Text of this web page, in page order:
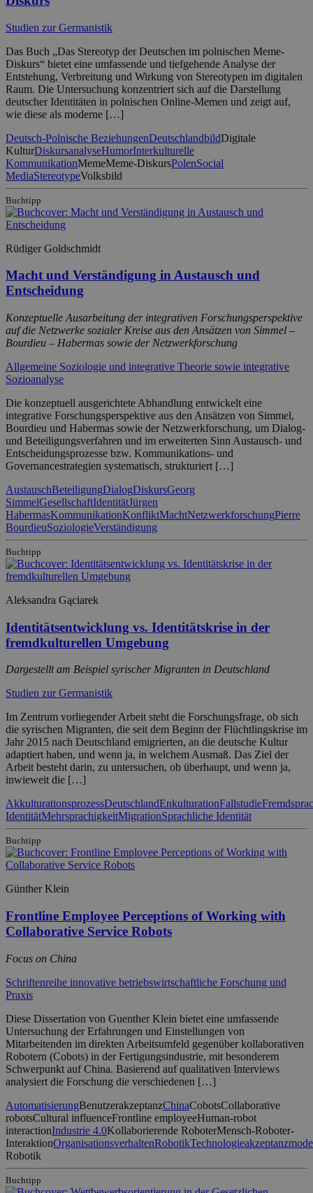
Studien zur Germanistik
Das Buch „Das Stereotyp der Deutschen im polnischen Meme-
Diskurs“ bietet eine umfassende und tiefgehende Analyse der
Entstehung, Verbreitung und Wirkung von Stereotypen im digitalen
Raum. Die Untersuchung konzentriert sich auf die Darstellung
deutscher Identitäten in polnischen Online-Memen und zeigt auf,
wie diese als moderne […]
Deutsch-Polnische BeziehungenDeutschlandbildDigitale
KulturDiskursanalyseHumorInterkulturelle
KommunikationMemeMeme-DiskursPolenSocial
MediaStereotypeVolksbild
Buchtipp
Rüdiger Goldschmidt
Macht und Verständigung in Austausch und
Entscheidung
Konzeptuelle Ausarbeitung der integrativen Forschungsperspektive
auf die Netzwerke sozialer Kreise aus den Ansätzen von Simmel –
Bourdieu – Habermas sowie der Netzwerkforschung
Allgemeine Soziologie und integrative Theorie sowie integrative
Sozioanalyse
Die konzeptuell ausgerichtete Abhandlung entwickelt eine
integrative Forschungsperspektive aus den Ansätzen von Simmel,
Bourdieu und Habermas sowie der Netzwerkforschung, um Dialog-
und Beteiligungsverfahren und im erweiterten Sinn Austausch- und
Entscheidungsprozesse bzw. Kommunikations- und
Governancestrategien systematisch, strukturiert […]
AustauschBeteiligungDialogDiskursGeorg
SimmelGesellschaftIdentitätJürgen
HabermasKommunikationKonfliktMachtNetzwerkforschungPierre
BourdieuSoziologieVerständigung
Buchtipp
Aleksandra Gąciarek
Identitätsentwicklung vs. Identitätskrise in der
fremdkulturellen Umgebung
Dargestellt am Beispiel syrischer Migranten in Deutschland
Studien zur Germanistik
Im Zentrum vorliegender Arbeit steht die Forschungsfrage, ob sich
die syrischen Migranten, die seit dem Beginn der Flüchtlingskrise im
Jahr 2015 nach Deutschland emigrierten, an die deutsche Kultur
adaptiert haben, und wenn ja, in welchem Ausmaß. Das Ziel der
Arbeit besteht darin, zu untersuchen, ob überhaupt, und wenn ja,
inwieweit die […]
AkkulturationsprozessDeutschlandEnkulturationFallstudie
IdentitätMehrsprachigkeitMigrationSprachliche Identität
Buchtipp
Günther Klein
Frontline Employee Perceptions of Working with
Collaborative Service Robots
Focus on China
Schriftenreihe innovative betriebswirtschaftliche Forschung und
Praxis
Diese Dissertation von Guenther Klein bietet eine umfassende
Untersuchung der Erfahrungen und Einstellungen von
Mitarbeitenden im direkten Arbeitsumfeld gegenüber kollaborativen
Robotern (Cobots) in der Fertigungsindustrie, mit besonderem
Schwerpunkt auf China. Basierend auf qualitativen Interviews
analysiert die Forschung die verschiedenen […]
AutomatisierungBenutzerakzeptanzChinaCobotsCollaborative
robotsCultural influenceFrontline employeeHuman-robot
interactionIndustrie 4.0Kollaborierende RoboterMensch-Roboter-
InteraktionOrganisationsverhaltenRobotik
Robotik
Buchtipp